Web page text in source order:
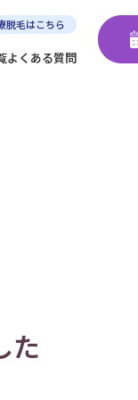
よくある質問
脱毛はこちら
た